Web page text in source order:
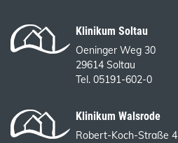
Klinikum Soltau
Oeninger Weg 30
29614 Soltau
Tel. 05191-602-0
Klinikum Walsrode
Robert-Koch-Straße 4